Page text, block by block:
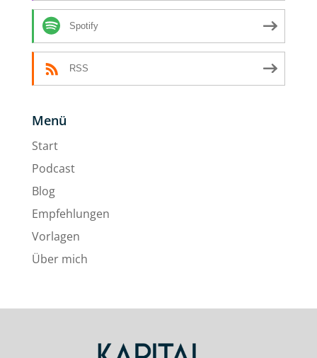
Spotify
RSS
Menü
Start
Podcast
Blog
Empfehlungen
Vorlagen
Über mich